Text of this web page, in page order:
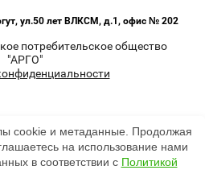
ул.50 лет ВЛКСМ, д.1, офис № 202
потребительское общество
"АРГО"
cookie и метаданные. Продолжая
на использование нами
в соответствии с Политикой